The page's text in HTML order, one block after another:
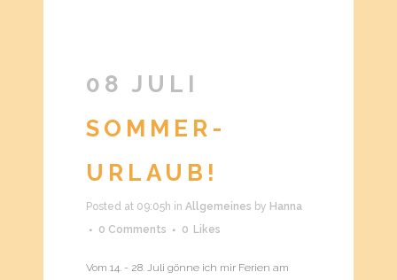
08 JULI
SOMMER-
URLAUB!
Posted at 09:05h in Allgemeines by Hanna
0 Comments
0 Likes
Vom 14. - 28. Juli gönne ich mir Ferien am